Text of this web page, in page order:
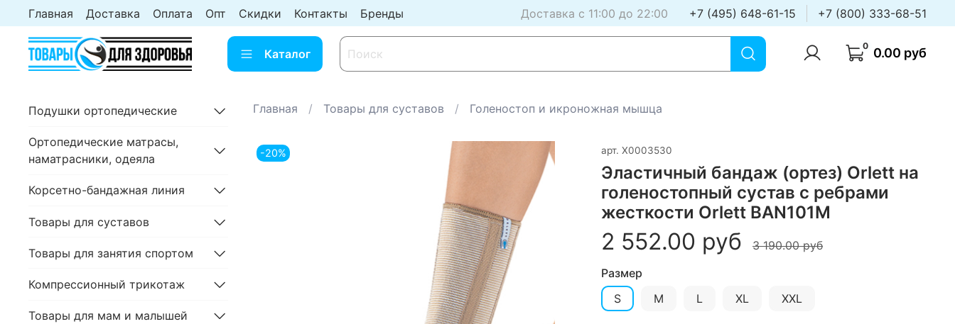
Главная Доставка Оплата Опт Скидки Контакты Бренды Доставка с 11:00 до 22:00 +7 (495) 648-61-15 +7 (800) 333-68-51
Каталог
0 0.00 руб
Главная Товары для суставов Голеностоп и икроножная мышца
-20% арт. Х0003530
Эластичный бандаж (ортез) Orlett на
голеностопный сустав с ребрами
жесткости Orlett BAN101M
2 552.00 руб
3 190.00 руб
Размер
S
M L XL XXL
Подушки ортопедические
Ортопедические матрасы,
наматрасники, одеяла
Корсетно-бандажная линия
Товары для суставов
Товары для занятия спортом
Компрессионный трикотаж
Товары для мам и малышей